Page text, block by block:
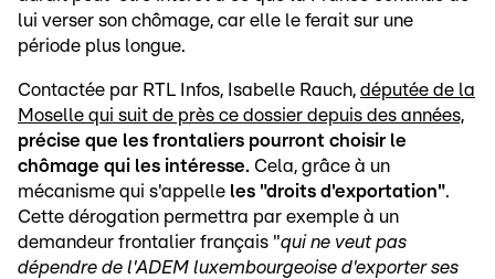
lui verser son chômage, car elle le ferait sur une
période plus longue.
Contactée par RTL Infos, Isabelle Rauch, députée de la
Moselle qui suit de près ce dossier depuis des années,
précise que les frontaliers pourront choisir le
chômage qui les intéresse. Cela, grâce à un
mécanisme qui s'appelle les "droits d'exportation".
Cette dérogation permettra par exemple à un
demandeur frontalier français "qui ne veut pas
dépendre de l'ADEM luxembourgeoise d'exporter ses